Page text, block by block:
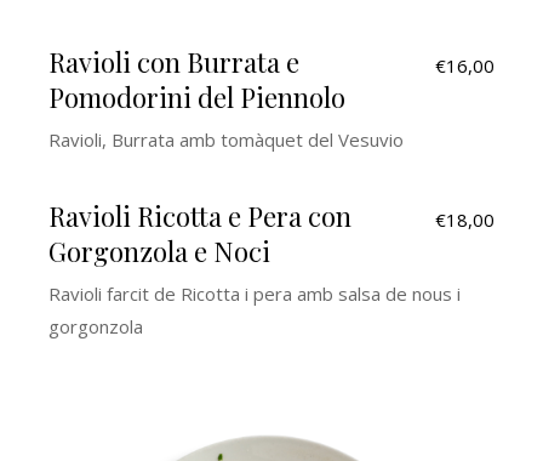
Ravioli con Burrata e
Pomodorini del Piennolo
€16,00
Ravioli, Burrata amb tomàquet del Vesuvio
Ravioli Ricotta e Pera con
Gorgonzola e Noci
€18,00
Ravioli farcit de Ricotta i pera amb salsa de nous i
gorgonzola